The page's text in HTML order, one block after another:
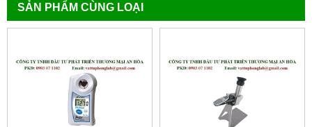
SẢN PHẨM CÙNG LOẠI